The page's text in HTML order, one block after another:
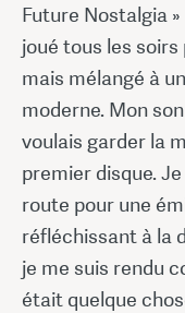
Future Nostalgia
joué tous les
mais mélangé à
moderne. Mon
voulais garder la
premier disque.
route pour une
réfléchissant à la
je me suis rendu
était quelque